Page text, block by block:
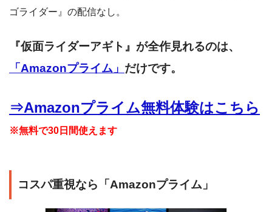
ゴライダー』の配信なし。
『仮面ライダーアギト』が全作見れるのは、
「Amazonプライム」 だけです。
⇒Amazonプライム無料体験はこちら
※無料で30日間使えます
コスパ重視なら「Amazonプライム」